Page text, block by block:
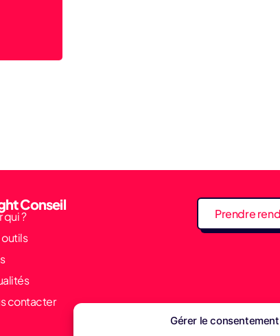
Gérer le
Conseil
qui ?
contacter
Prendre